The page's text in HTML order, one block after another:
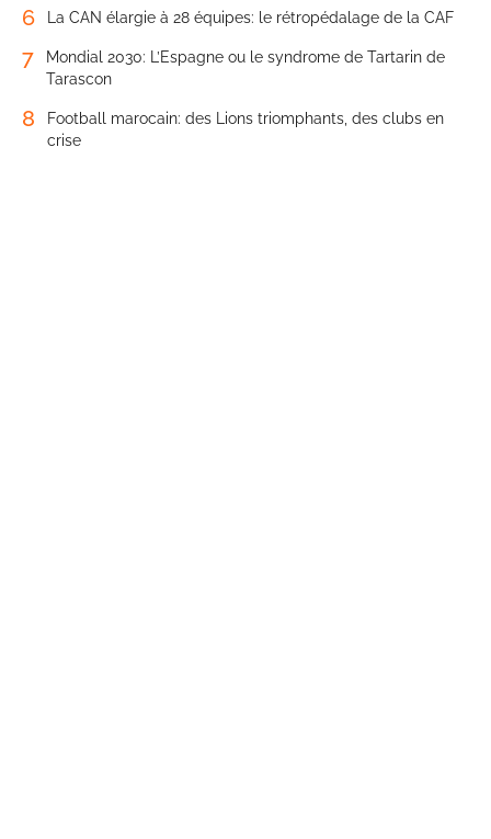
6 La CAN élargie à 28 équipes: le rétropédalage de la CAF
7
Mondial 2030: L’Espagne ou le syndrome de Tartarin de
Tarascon
8
Football marocain: des Lions triomphants, des clubs en
crise